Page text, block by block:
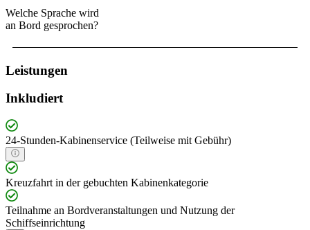
Welche Sprache wird
an Bord gesprochen?
Leistungen
Inkludiert
24-Stunden-Kabinenservice (Teilweise mit Gebühr)
Kreuzfahrt in der gebuchten Kabinenkategorie
Teilnahme an Bordveranstaltungen und Nutzung der
Schiffseinrichtung